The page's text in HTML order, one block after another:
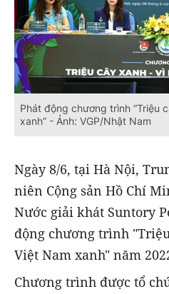
Phát động chương trình “Triệu
xanh” - Ảnh: VGP/Nhật Nam
Ngày 8/6, tại Hà Nội,
niên Cộng sản Hồ Chí
Nước giải khát Suntory
động chương trình
Việt Nam xanh" năm
Chương trình được tổ